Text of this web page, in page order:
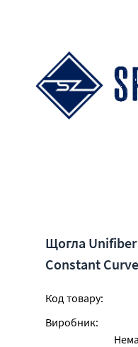
Щогла Unifiber
Constant Curve
Код товару:
Виробник: